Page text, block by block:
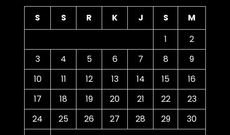
S S R K J S
M
1
2
3
4 5 6 7 8
9
10
11 12 13 14 15
16
17
18 19 20 21 22
23
24
25 26 27 28 29
30